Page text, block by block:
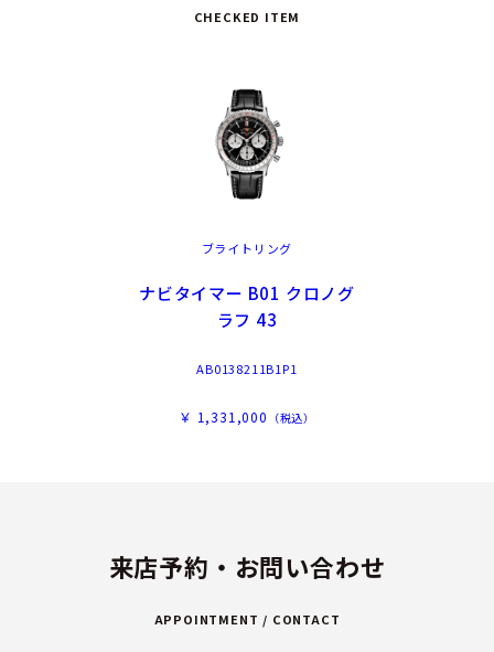
CHECKED ITEM
ブライトリング
ナビタイマー B01 クロノグ
ラフ 43
AB0138211B1P1
￥ 1,331,000 （税込）
来店予約・お問い合わせ
APPOINTMENT / CONTACT